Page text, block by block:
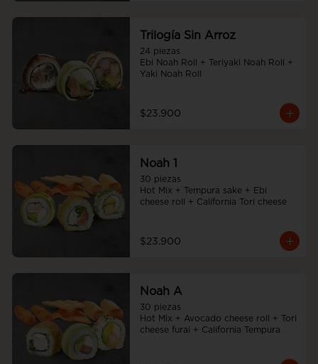
Trilogía Sin Arroz
24 piezas
Ebi Noah Roll + Teriyaki Noah Roll +
Yaki Noah Roll
$23.900
Noah 1
30 piezas
Hot Mix + Tempura sake + Ebi
cheese roll + California Tori cheese
$23.900
Noah A
30 piezas
Hot Mix + Avocado cheese roll + Tori
cheese furai + California Tempura